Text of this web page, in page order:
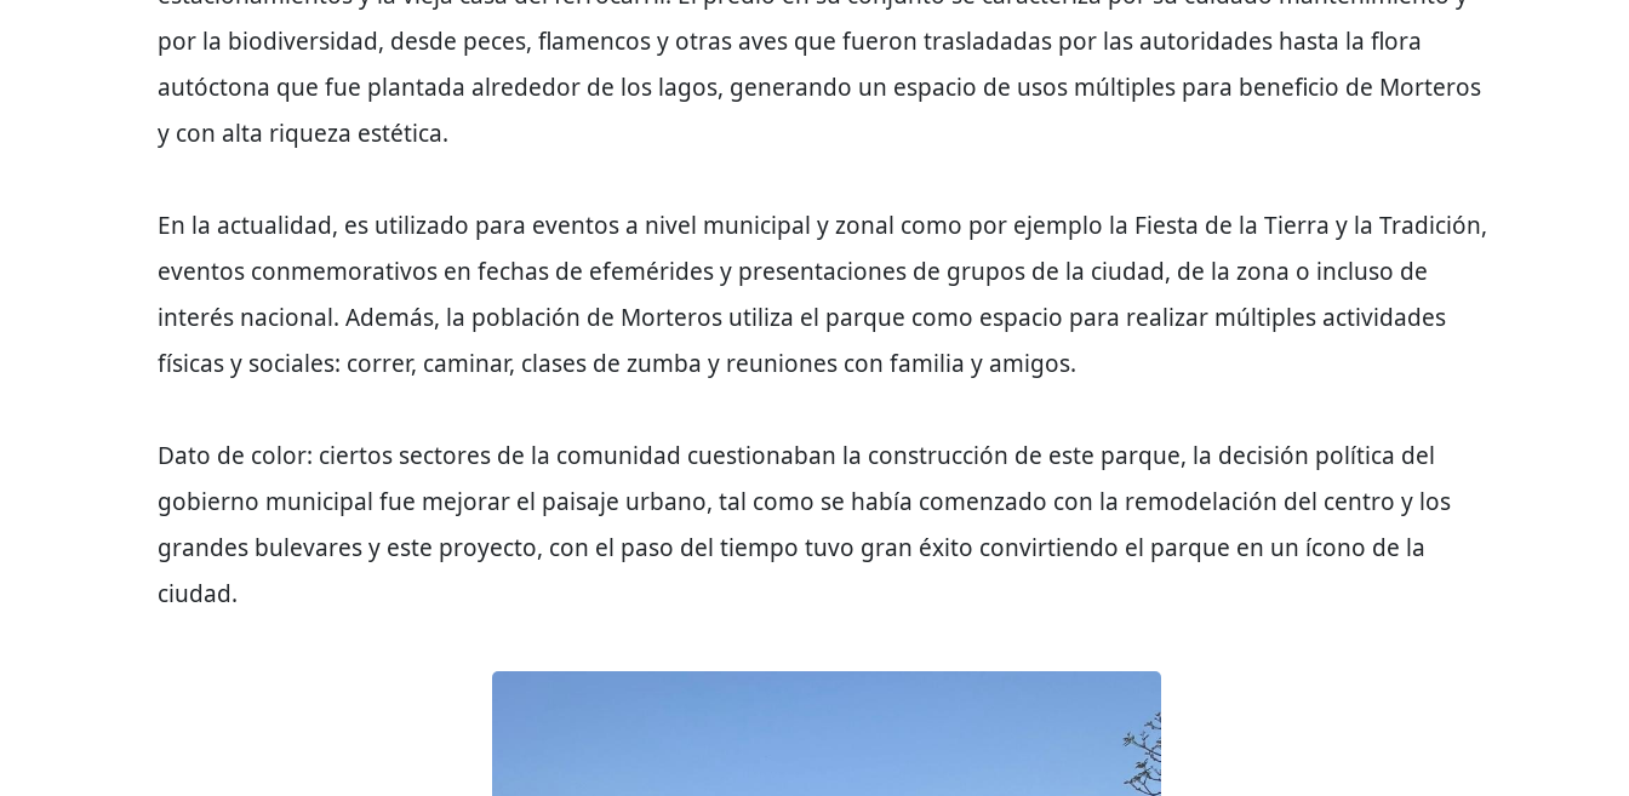
por la biodiversidad, desde peces, flamencos y otras aves que fueron trasladadas por las autoridades hasta la flora
autóctona que fue plantada alrededor de los lagos, generando un espacio de usos múltiples para beneficio de Morteros
y con alta riqueza estética.
En la actualidad, es utilizado para eventos a nivel municipal y zonal como por ejemplo la Fiesta de la Tierra y la Tradición,
eventos conmemorativos en fechas de efemérides y presentaciones de grupos de la ciudad, de la zona o incluso de
interés nacional. Además, la población de Morteros utiliza el parque como espacio para realizar múltiples actividades
físicas y sociales: correr, caminar, clases de zumba y reuniones con familia y amigos.
Dato de color: ciertos sectores de la comunidad cuestionaban la construcción de este parque, la decisión política del
gobierno municipal fue mejorar el paisaje urbano, tal como se había comenzado con la remodelación del centro y los
grandes bulevares y este proyecto, con el paso del tiempo tuvo gran éxito convirtiendo el parque en un ícono de la
ciudad.